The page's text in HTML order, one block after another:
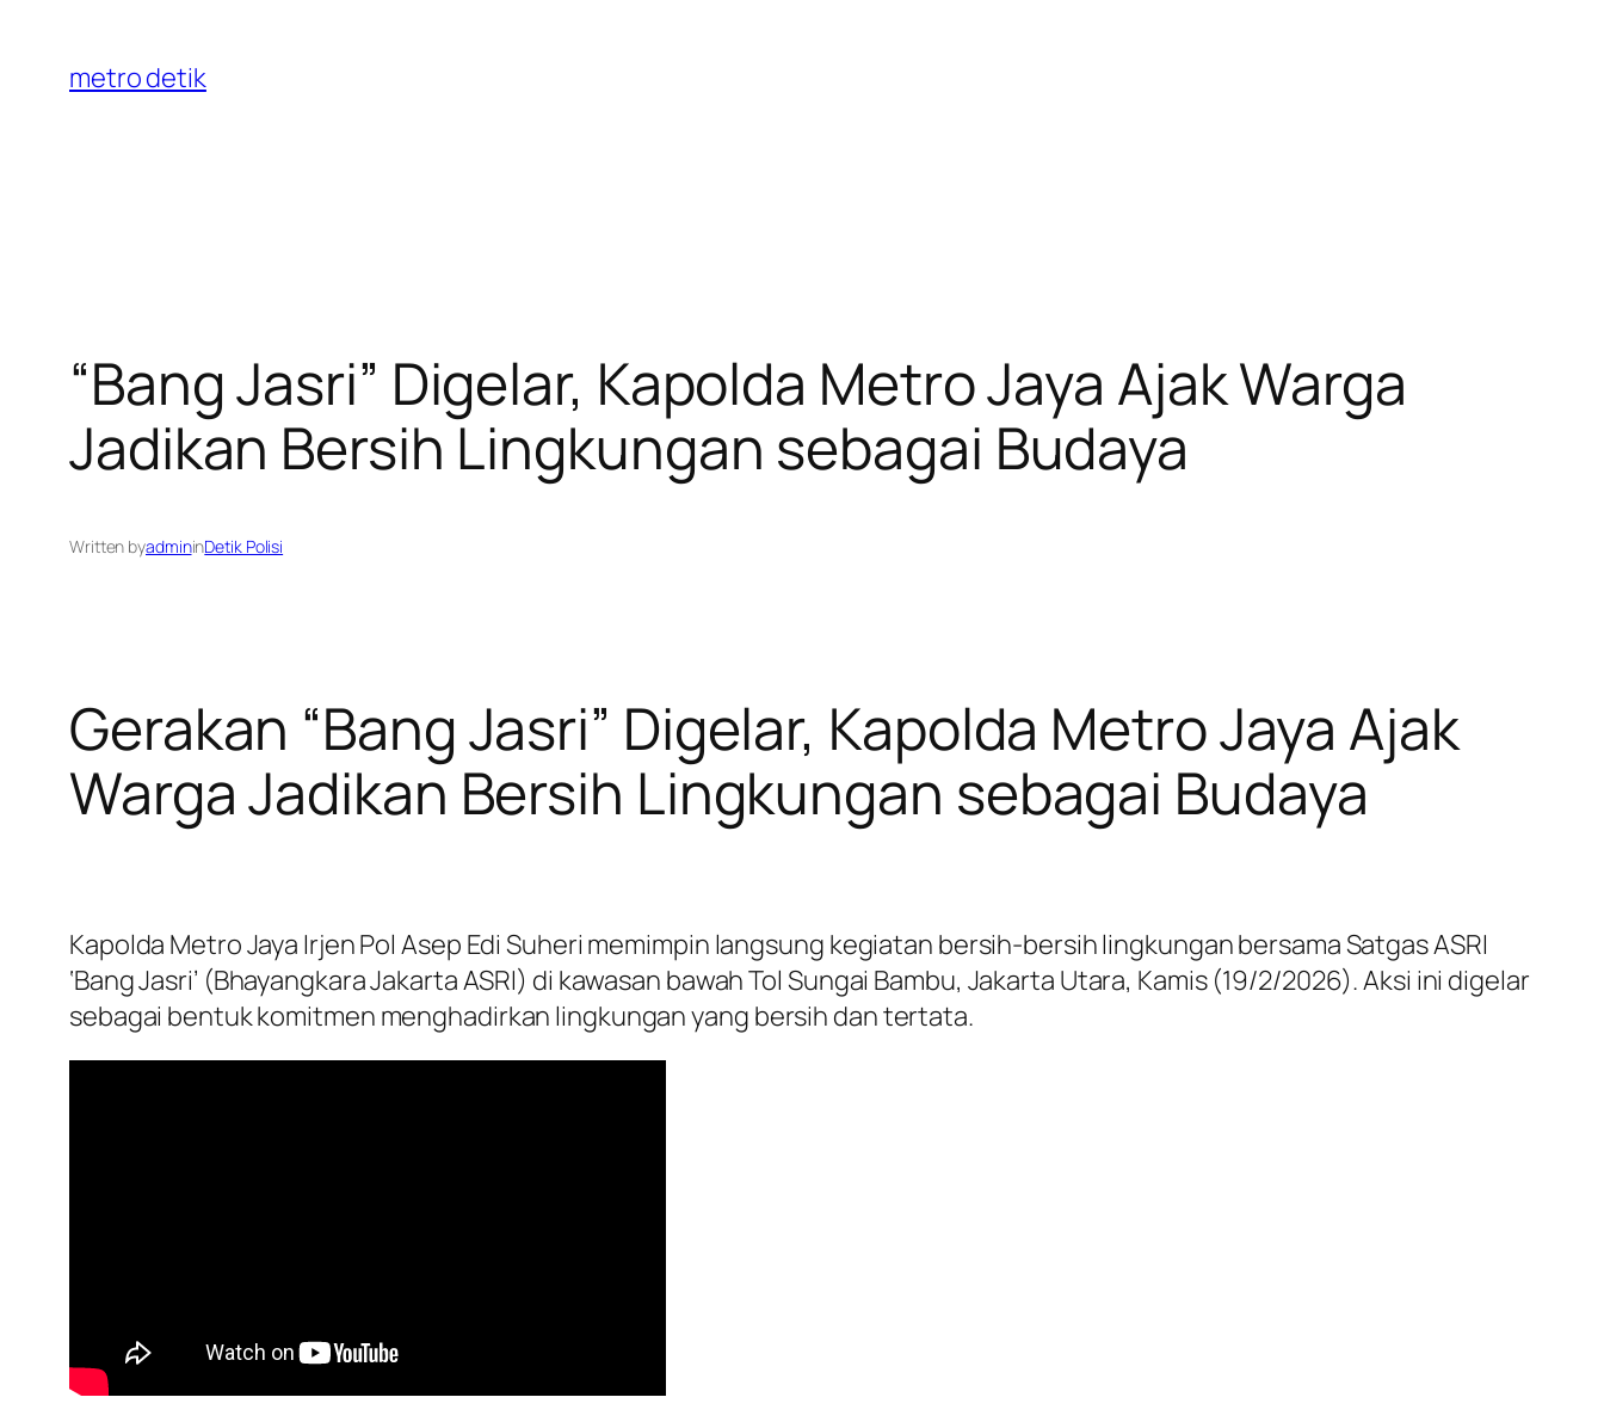
content
metro detik
“Bang Jasri” Digelar, Kapolda Metro Jaya Ajak Warga
Jadikan Bersih Lingkungan sebagai Budaya
Written byadmininDetik Polisi
Gerakan “Bang Jasri” Digelar, Kapolda Metro Jaya Ajak
Warga Jadikan Bersih Lingkungan sebagai Budaya
Kapolda Metro Jaya Irjen Pol Asep Edi Suheri memimpin langsung kegiatan bersih-bersih lingkungan bersama Satgas ASRI
‘Bang Jasri’ (Bhayangkara Jakarta ASRI) di kawasan bawah Tol Sungai Bambu, Jakarta Utara, Kamis (19/2/2026). Aksi ini digelar
sebagai bentuk komitmen menghadirkan lingkungan yang bersih dan tertata.